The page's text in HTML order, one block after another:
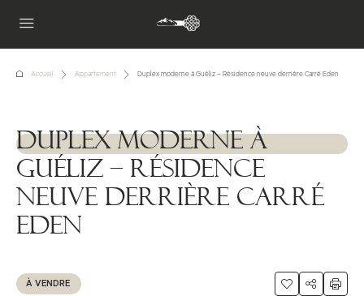
Accueil Appartement Duplex moderne à Guéliz – Résidence neuve derrière Carré Eden
1111111
Duplex moderne à
Guéliz – Résidence
neuve derrière Carré
Eden
À VENDRE